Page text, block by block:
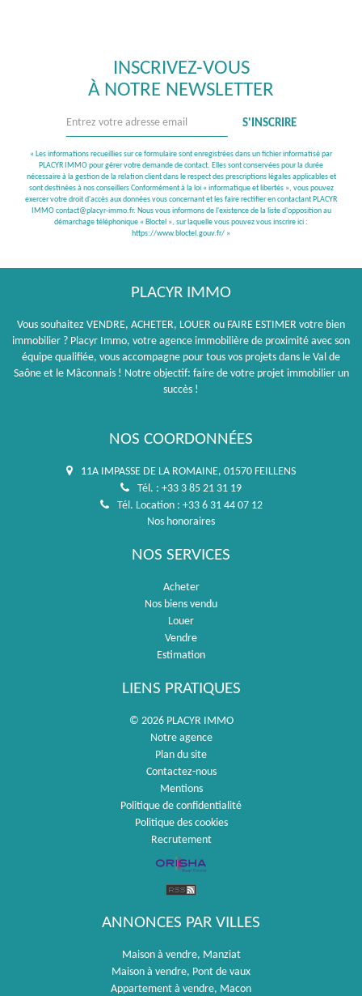
INSCRIVEZ-VOUS
À NOTRE NEWSLETTER
S'INSCRIRE
« Les informations recueillies sur ce formulaire sont enregistrées dans un fichier informatisé par
PLACYR IMMO pour gérer votre demande de contact. Elles sont conservées pour la durée
nécessaire à la gestion de la relation client dans le respect des prescriptions légales applicables et
sont destinées à nos conseillers Conformément à la loi « informatique et libertés », vous pouvez
exercer votre droit d'accès aux données vous concernant et les faire rectifier en contactant PLACYR
IMMO contact@placyr-immo.fr. Nous vous informons de l'existence de la liste d'opposition au
démarchage téléphonique « Bloctel », sur laquelle vous pouvez vous inscrire ici :
https://www.bloctel.gouv.fr/ »
PLACYR IMMO
Vous souhaitez VENDRE, ACHETER, LOUER ou FAIRE ESTIMER votre bien
immobilier ? Placyr Immo, votre agence immobilière de proximité avec son
équipe qualifiée, vous accompagne pour tous vos projets dans le Val de
Saône et le Mâconnais ! Notre objectif: faire de votre projet immobilier un
succès !
NOS COORDONNÉES
11A IMPASSE DE LA ROMAINE, 01570 FEILLENS
Tél. : +33 3 85 21 31 19
Tél. Location : +33 6 31 44 07 12
Nos honoraires
NOS SERVICES
Acheter
Nos biens vendu
Louer
Vendre
Estimation
LIENS PRATIQUES
© 2026 PLACYR IMMO
Notre agence
Plan du site
Contactez-nous
Mentions
Politique de confidentialité
Politique des cookies
Recrutement
ANNONCES PAR VILLES
Maison à vendre, Manziat
Maison à vendre, Pont de vaux
Appartement à vendre, Macon